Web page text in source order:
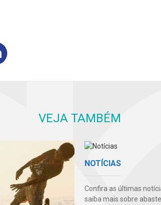
VEJA TAMBÉM
NOTÍCIAS
Confira as últimas
saiba mais sobre